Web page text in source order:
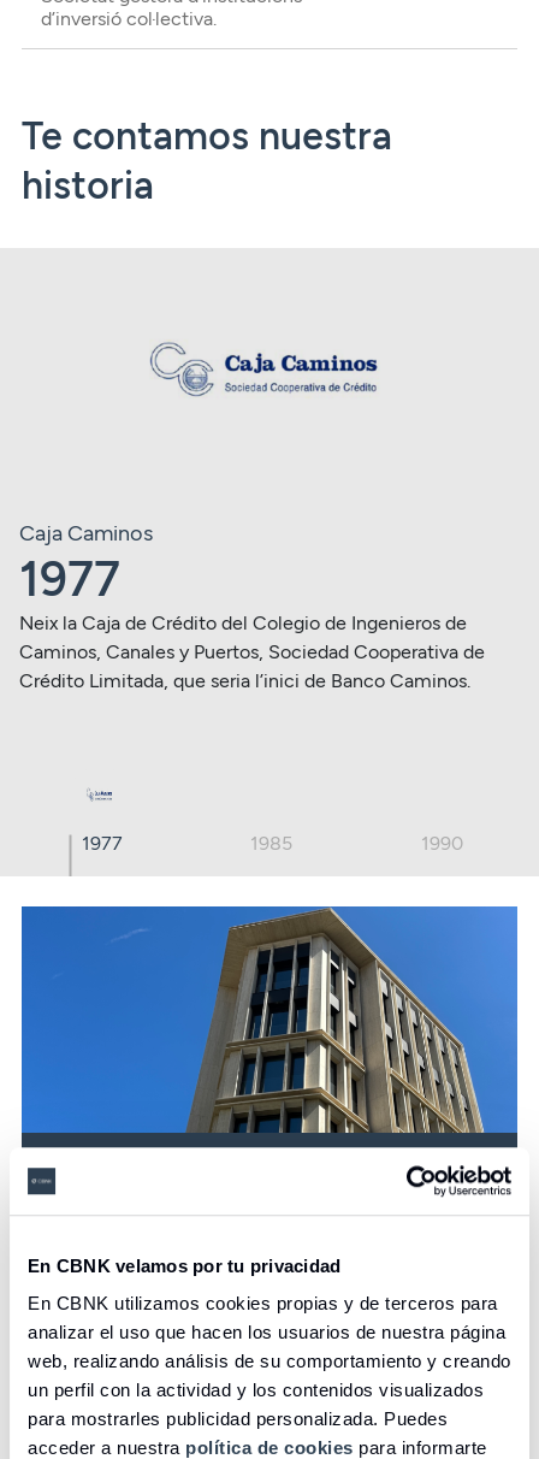
En CBNK velamos por tu privacidad
En CBNK utilizamos cookies propias y de terceros para
analizar el uso que hacen los usuarios de nuestra página
web, realizando análisis de su comportamiento y creando
un perfil con la actividad y los contenidos visualizados
para mostrarles publicidad personalizada. Puedes
acceder a nuestra política de cookies para informarte
d’inversió col·lectiva.
Te contamos nuestra
historia
Caja Caminos
1977
Neix la Caja de Crédito del Colegio de Ingenieros de
Caminos, Canales y Puertos, Sociedad Cooperativa de
Crédito Limitada, que seria l’inici de Banco Caminos.
1977 1985 1990